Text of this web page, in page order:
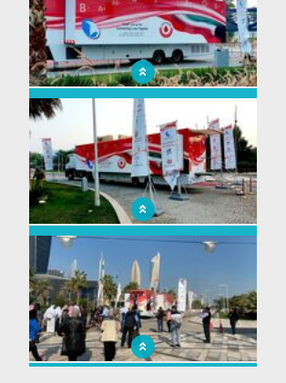
Inauguration officielle de la plus grande
unité mobile de collecte de sang du Moyen-
Orient
Inauguration officielle de la plus grande
unité mobile de collecte de sang du Moyen-
Orient